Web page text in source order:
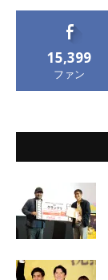
15,399
ファン